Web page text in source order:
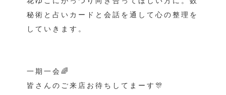
秘術と占いカードと会話を通して心の整理を
していきます。
一期一会🌈
皆さんのご来店お待ちしてまーす🎊